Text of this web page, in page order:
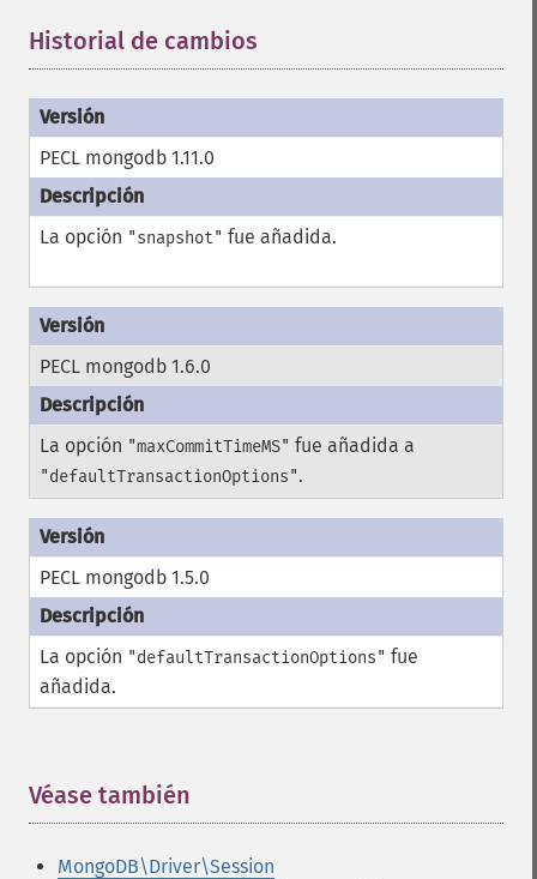
Historial de cambios
PECL mongodb 1.11.0
La opción "snapshot" fue añadida.
PECL mongodb 1.6.0
La opción "maxCommitTimeMS" fue añadida a
"defaultTransactionOptions".
PECL mongodb 1.5.0
La opción "defaultTransactionOptions" fue
añadida.
Véase también
MongoDB\Driver\Session